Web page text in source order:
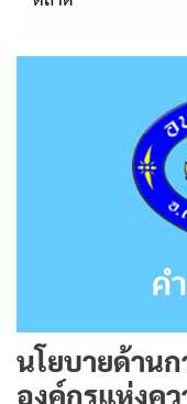
นโยบายด้าน
องค์กรแห่งค